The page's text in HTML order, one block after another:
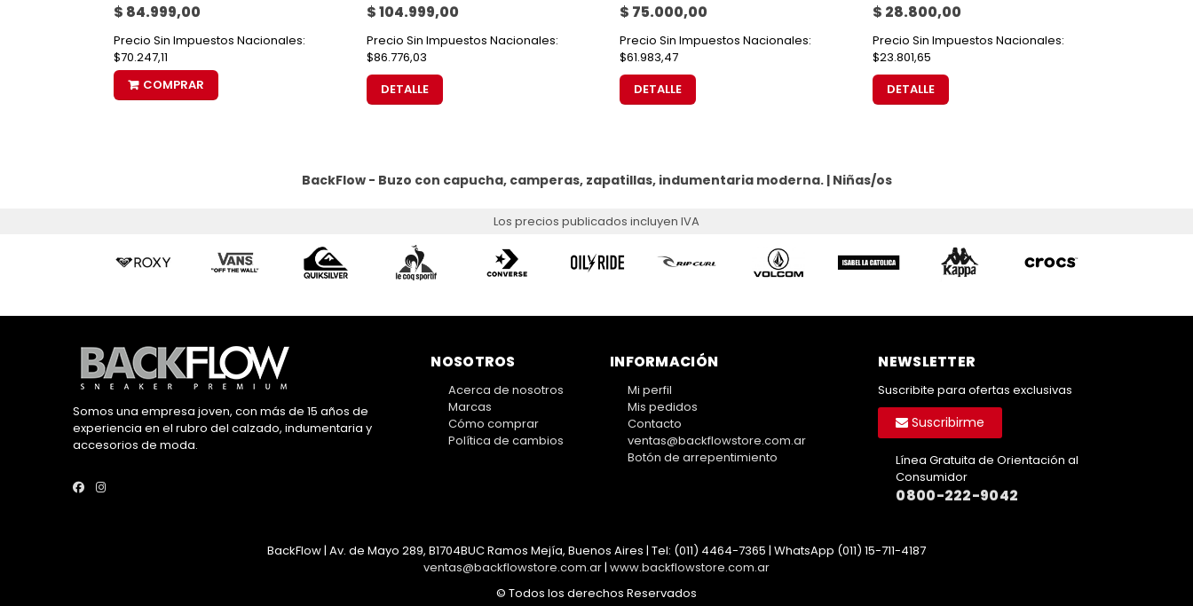
$ 84.999,00
Precio Sin Impuestos Nacionales:
$70.247,11
COMPRAR
$ 104.999,00
Precio Sin Impuestos Nacionales:
$86.776,03
DETALLE
$ 75.000,00
Precio Sin Impuestos Nacionales:
$61.983,47
DETALLE
$ 28.800,00
Precio Sin Impuestos Nacionales:
$23.801,65
DETALLE
BackFlow - Buzo con capucha, camperas, zapatillas, indumentaria moderna. | Niñas/os
Los precios publicados incluyen IVA
Somos una empresa joven, con más de 15 años de
experiencia en el rubro del calzado, indumentaria y
accesorios de moda.
NOSOTROS
Acerca de nosotros
Marcas
Cómo comprar
Política de cambios
INFORMACIÓN
Mi perfil
Mis pedidos
Contacto
ventas@backflowstore.com.ar
Botón de arrepentimiento
NEWSLETTER
Suscribite para ofertas exclusivas
Suscribirme
Línea Gratuita de Orientación al
Consumidor
0800-222-9042
BackFlow | Av. de Mayo 289, B1704BUC Ramos Mejía, Buenos Aires | Tel: (011) 4464-7365 | WhatsApp (011) 15-711-4187
ventas@backflowstore.com.ar| www.backflowstore.com.ar
© Todos los derechos Reservados